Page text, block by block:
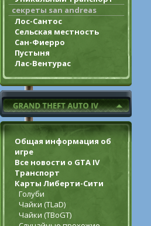
секреты san andreas
Лос-Сантос
Сельская местность
Сан-Фиерро
Пустыня
Лас-Вентурас
Общая информация об
игре
Все новости о GTA IV
Транспорт
Карты Либерти-Сити
Голуби
Чайки (TLaD)
Чайки (TBoGT)